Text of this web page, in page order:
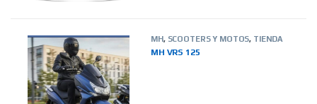
MH, SCOOTERS Y MOTOS, TIENDA
MH VRS 125